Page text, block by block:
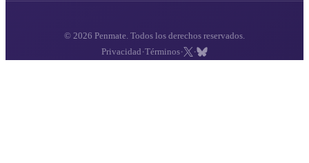
© 2026 Penmate. Todos los derechos reservados.
Privacidad ·Términos· ·